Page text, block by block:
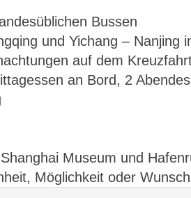
Bussen
und Yichang – Nanjing
auf dem
an Bord, 2
Museum und
Möglichkeit oder